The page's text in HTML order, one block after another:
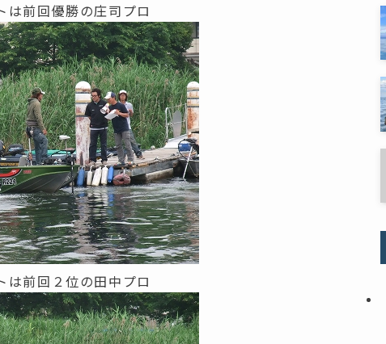
は前回優勝の庄司プロ
は前回２位の田中プロ